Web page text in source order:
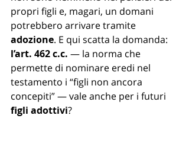
propri figli e, magari, un domani
potrebbero arrivare tramite
adozione. E qui scatta la domanda:
l’art. 462 c.c. — la norma che
permette di nominare eredi nel
testamento i “figli non ancora
concepiti” — vale anche per i futuri
figli adottivi?